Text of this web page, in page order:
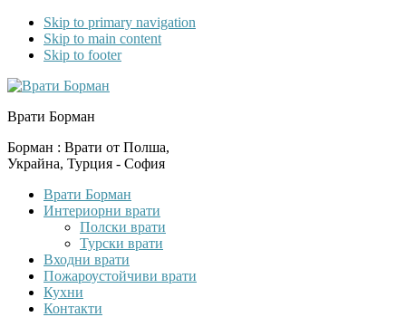
Skip to primary navigation
Skip to main content
Skip to footer
Врати Борман
Борман : Врати от Полша,
Украйна, Турция - София
Врати Борман
Интериорни врати
Полски врати
Турски врати
Входни врати
Пожароустойчиви врати
Кухни
Контакти